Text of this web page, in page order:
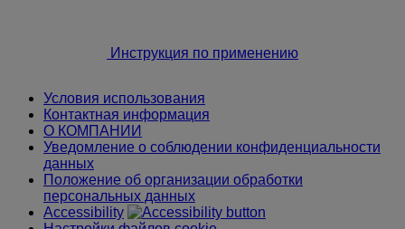
Инструкция по применению
Условия использования
Контактная информация
О КОМПАНИИ
Уведомление о соблюдении конфиденциальности
данных
Положение об организации обработки
персональных данных
Accessibility